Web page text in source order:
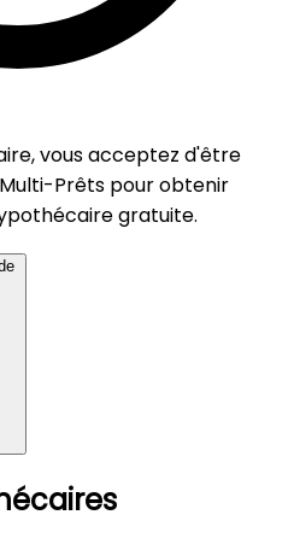
vous acceptez d'être
Prêts pour obtenir
gratuite.